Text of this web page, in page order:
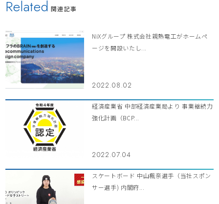
Related 関連記事
NiXグループ 株式会社親熱電工がホームペ
ージを開設いたし...
2022.08.02
経済産業省 中部経済産業局より 事業継続力
強化計画（BCP...
2022.07.04
スケートボード 中山楓奈選手（当社スポン
サー選手) 内閣府...